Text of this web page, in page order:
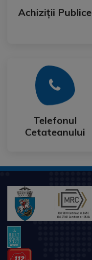
Achiziții Publice
Achiziții Publice
Telefonul
Cetateanului
Telefonul
Cetateanului
Mai Mult